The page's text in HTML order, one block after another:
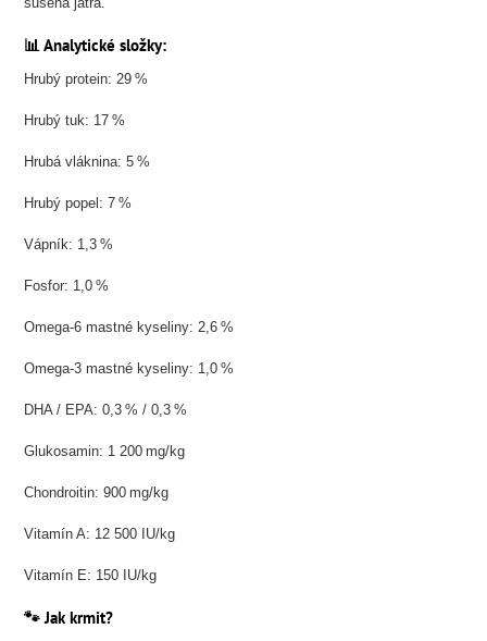
📊 Analytické složky:
Hrubý protein: 29 %
Hrubý tuk: 17 %
Hrubá vláknina: 5 %
Hrubý popel: 7 %
Vápník: 1,3 %
Fosfor: 1,0 %
Omega-6 mastné kyseliny: 2,6 %
Omega-3 mastné kyseliny: 1,0 %
DHA / EPA: 0,3 % / 0,3 %
Glukosamin: 1 200 mg/kg
Chondroitin: 900 mg/kg
Vitamín A: 12 500 IU/kg
Vitamín E: 150 IU/kg
🐾 Jak krmit?